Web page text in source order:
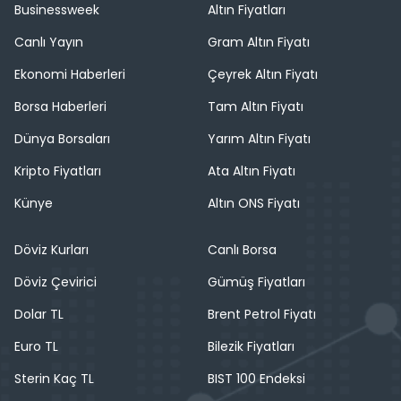
Businessweek
Canlı Yayın
Ekonomi Haberleri
Borsa Haberleri
Dünya Borsaları
Kripto Fiyatları
Künye
Altın Fiyatları
Gram Altın Fiyatı
Çeyrek Altın Fiyatı
Tam Altın Fiyatı
Yarım Altın Fiyatı
Ata Altın Fiyatı
Altın ONS Fiyatı
Döviz Kurları
Döviz Çevirici
Dolar TL
Euro TL
Sterin Kaç TL
Canlı Borsa
Gümüş Fiyatları
Brent Petrol Fiyatı
Bilezik Fiyatları
BIST 100 Endeksi